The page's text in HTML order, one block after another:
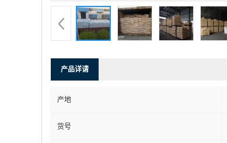
产品详请
产地
货号